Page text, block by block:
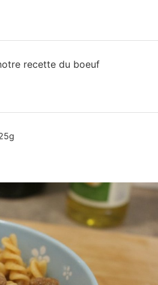
recette du boeuf
g